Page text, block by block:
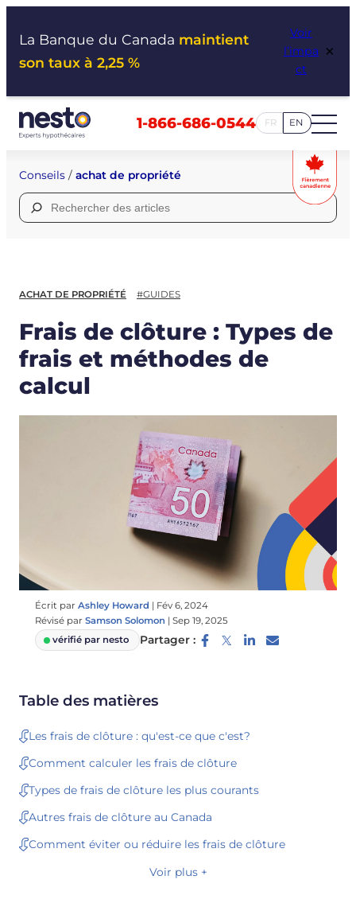
La Banque du Canada maintient
son taux à 2,25 %
Voir
l’impa
ct
×
1-866-686-0544 FR EN
Conseils / achat de propriété
Rechercher :
ACHAT DE PROPRIÉTÉ #GUIDES
Frais de clôture : Types de
frais et méthodes de
calcul
Écrit par Ashley Howard | Fév 6, 2024
Révisé par Samson Solomon | Sep 19, 2025
vérifié par nesto
Partager :
Table des matières
Les frais de clôture : qu'est-ce que c'est?
Comment calculer les frais de clôture
Types de frais de clôture les plus courants
Autres frais de clôture au Canada
Comment éviter ou réduire les frais de clôture
Voir plus +